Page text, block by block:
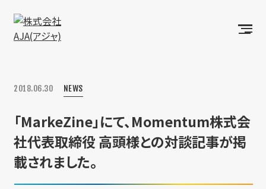
2018.06.30 NEWS
「MarkeZine」にて、Momentum株式会
社代表取締役 高頭様との対談記事が掲
載されました。